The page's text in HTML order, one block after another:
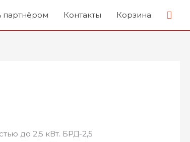
партнёром Контакты Корзина
до 2,5 кВт. БРД-2,5